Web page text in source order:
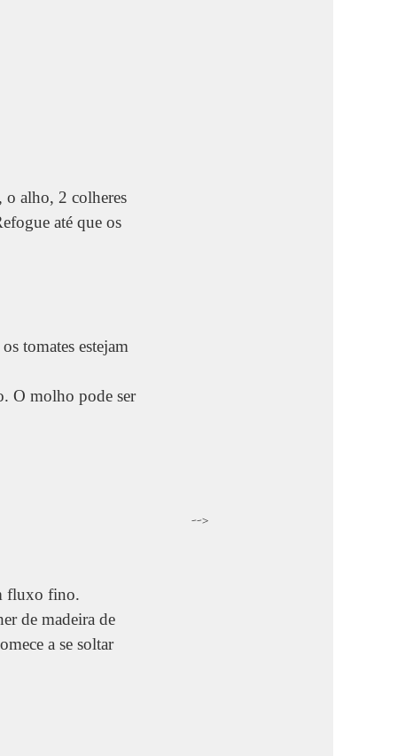
o alho, 2 colheres
até que os
tomates estejam
O molho pode ser
fluxo fino.
de madeira de
a se soltar
-->